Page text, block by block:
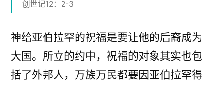
创世记12：2-3
神给亚伯拉罕的祝福是要让他的后裔成为
大国。所立的约中，祝福的对象其实也包
括了外邦人，万族万民都要因亚伯拉罕得